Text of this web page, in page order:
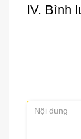
IV. Bình